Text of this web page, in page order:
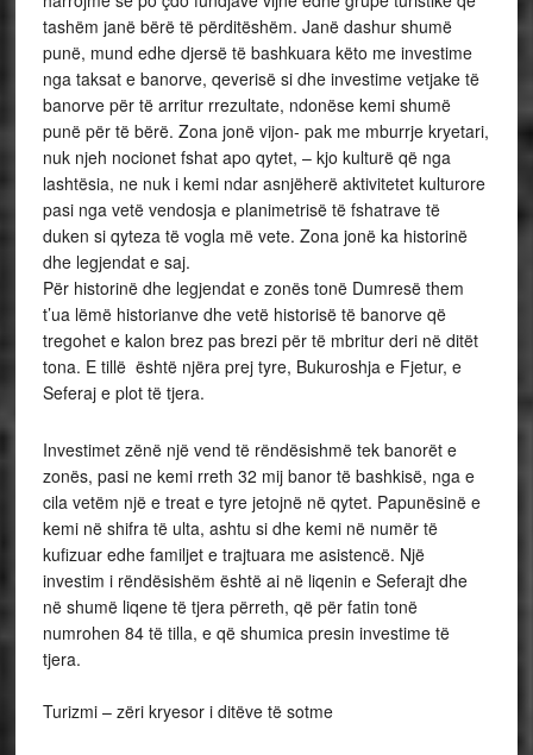
tashëm janë bërë të përditëshëm. Janë dashur shumë
punë, mund edhe djersë të bashkuara këto me investime
nga taksat e banorve, qeverisë si dhe investime vetjake të
banorve për të arritur rrezultate, ndonëse kemi shumë
punë për të bërë. Zona jonë vijon- pak me mburrje kryetari,
nuk njeh nocionet fshat apo qytet, – kjo kulturë që nga
lashtësia, ne nuk i kemi ndar asnjëherë aktivitetet kulturore
pasi nga vetë vendosja e planimetrisë të fshatrave të
duken si qyteza të vogla më vete. Zona jonë ka historinë
dhe legjendat e saj.
Për historinë dhe legjendat e zonës tonë Dumresë them
t’ua lëmë historianve dhe vetë historisë të banorve që
tregohet e kalon brez pas brezi për të mbritur deri në ditët
tona. E tillë është njëra prej tyre, Bukuroshja e Fjetur, e
Seferaj e plot të tjera.
Investimet zënë një vend të rëndësishmë tek banorët e
zonës, pasi ne kemi rreth 32 mij banor të bashkisë, nga e
cila vetëm një e treat e tyre jetojnë në qytet. Papunësinë e
kemi në shifra të ulta, ashtu si dhe kemi në numër të
kufizuar edhe familjet e trajtuara me asistencë. Një
investim i rëndësishëm është ai në liqenin e Seferajt dhe
në shumë liqene të tjera përreth, që për fatin tonë
numrohen 84 të tilla, e që shumica presin investime të
tjera.
Turizmi – zëri kryesor i ditëve të sotme